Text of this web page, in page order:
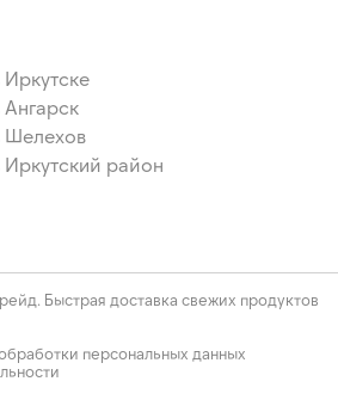
Иркутске
Ангарск
Шелехов
Иркутский район
Быстрая доставка свежих продуктов
персональных данных